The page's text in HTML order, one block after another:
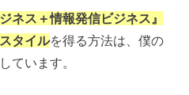
ネス＋情報発信ビジネス』
タイルを得る方法は、僕の
ています。